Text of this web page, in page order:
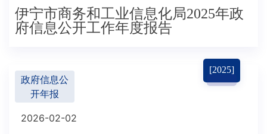
伊宁市商务和工业信息化局2025年政
府信息公开工作年度报告
[2025]
政府信息公
开年报
2026-02-02